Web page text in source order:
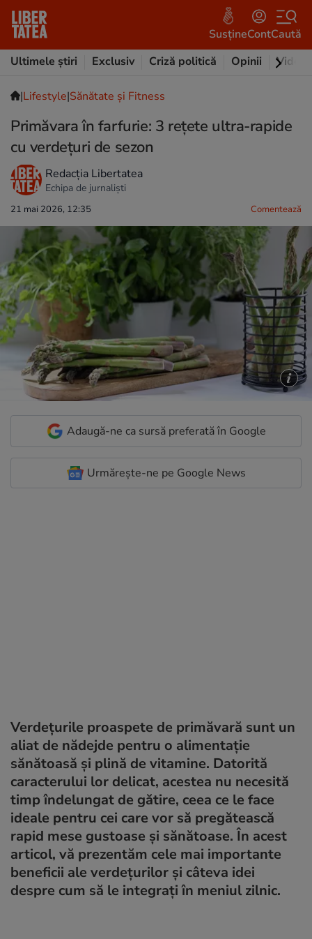
SusțineContCaută
Ultimele știri
Exclusiv Criză politică Opinii Video
|Lifestyle|Sănătate și Fitness
Primăvara în farfurie: 3 rețete ultra-rapide
cu verdețuri de sezon
Redacția Libertatea
Echipa de jurnaliști
21 mai 2026, 12:35 Comentează
Adaugă-ne ca sursă preferată în Google
Urmărește-ne pe Google News
Verdețurile proaspete de primăvară sunt un
aliat de nădejde pentru o alimentație
sănătoasă și plină de vitamine. Datorită
caracterului lor delicat, acestea nu necesită
timp îndelungat de gătire, ceea ce le face
ideale pentru cei care vor să pregătească
rapid mese gustoase și sănătoase. În acest
articol, vă prezentăm cele mai importante
beneficii ale verdețurilor și câteva idei
despre cum să le integrați în meniul zilnic.